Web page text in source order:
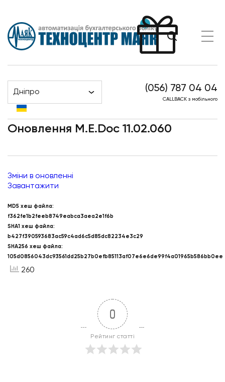
Дніпро (056) 787 04 04
CALLBACK з мобільного
Головна Новини Оновлення M.E.Doc 11.02.060
Оновлення M.E.Doc 11.02.060
Зміни в оновленні
Завантажити
MD5 хеш файла:
f362fe1b2feeb8749eabca3aea2e1f6b
SHA1 хеш файла:
b427f390593683ac59c4ad6c5d85dc82234e3c29
SHA256 хеш файла:
105d0856043dc93561dd25b27b0efb85113af07e6e6de99f4a01965b586bb0ee
260
0
Рейтинг статті